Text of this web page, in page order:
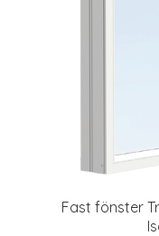
Fast fönster